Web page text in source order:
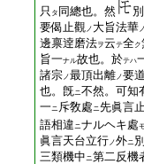
只 タ 同總也。然
要偈止觀ノ 大旨法華
邊禀逹磨法ヲ云テ全ク
旨一ナル故也。於テハ
諸宗ノ最頂出離ノ要
也。旣ニ不然。可知
一ニ斥敎處ニ先眞言
語相違ニナルヘキ處
眞言天台立行ノ外ニ
三類機中ニ第二反機